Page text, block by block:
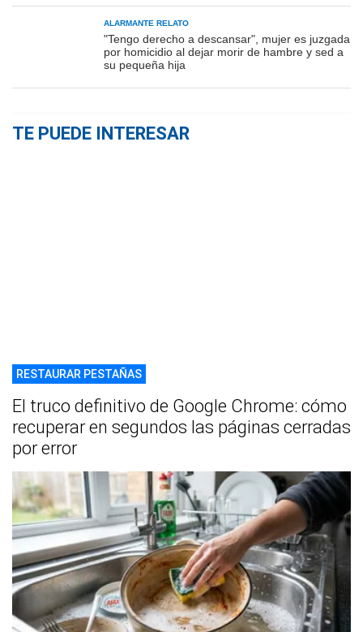
ALARMANTE RELATO
"Tengo derecho a descansar", mujer es juzgada
por homicidio al dejar morir de hambre y sed a
su pequeña hija
TE PUEDE INTERESAR
RESTAURAR PESTAÑAS
El truco definitivo de Google Chrome: cómo
recuperar en segundos las páginas cerradas
por error